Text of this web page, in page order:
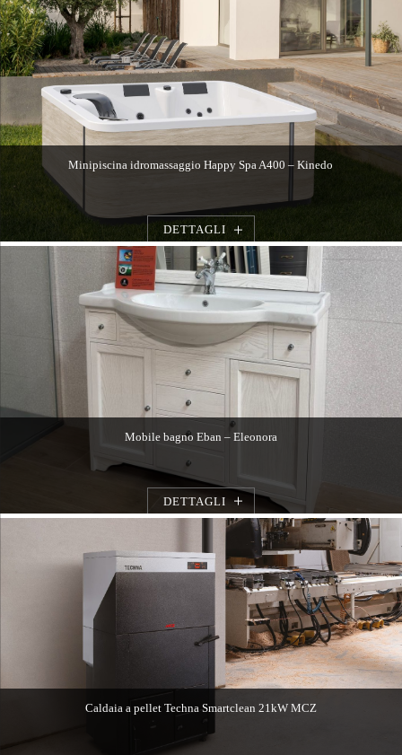
Minipiscina idromassaggio Happy Spa A400 – Kinedo
DETTAGLI
Mobile bagno Eban – Eleonora
DETTAGLI
Caldaia a pellet Techna Smartclean 21kW MCZ